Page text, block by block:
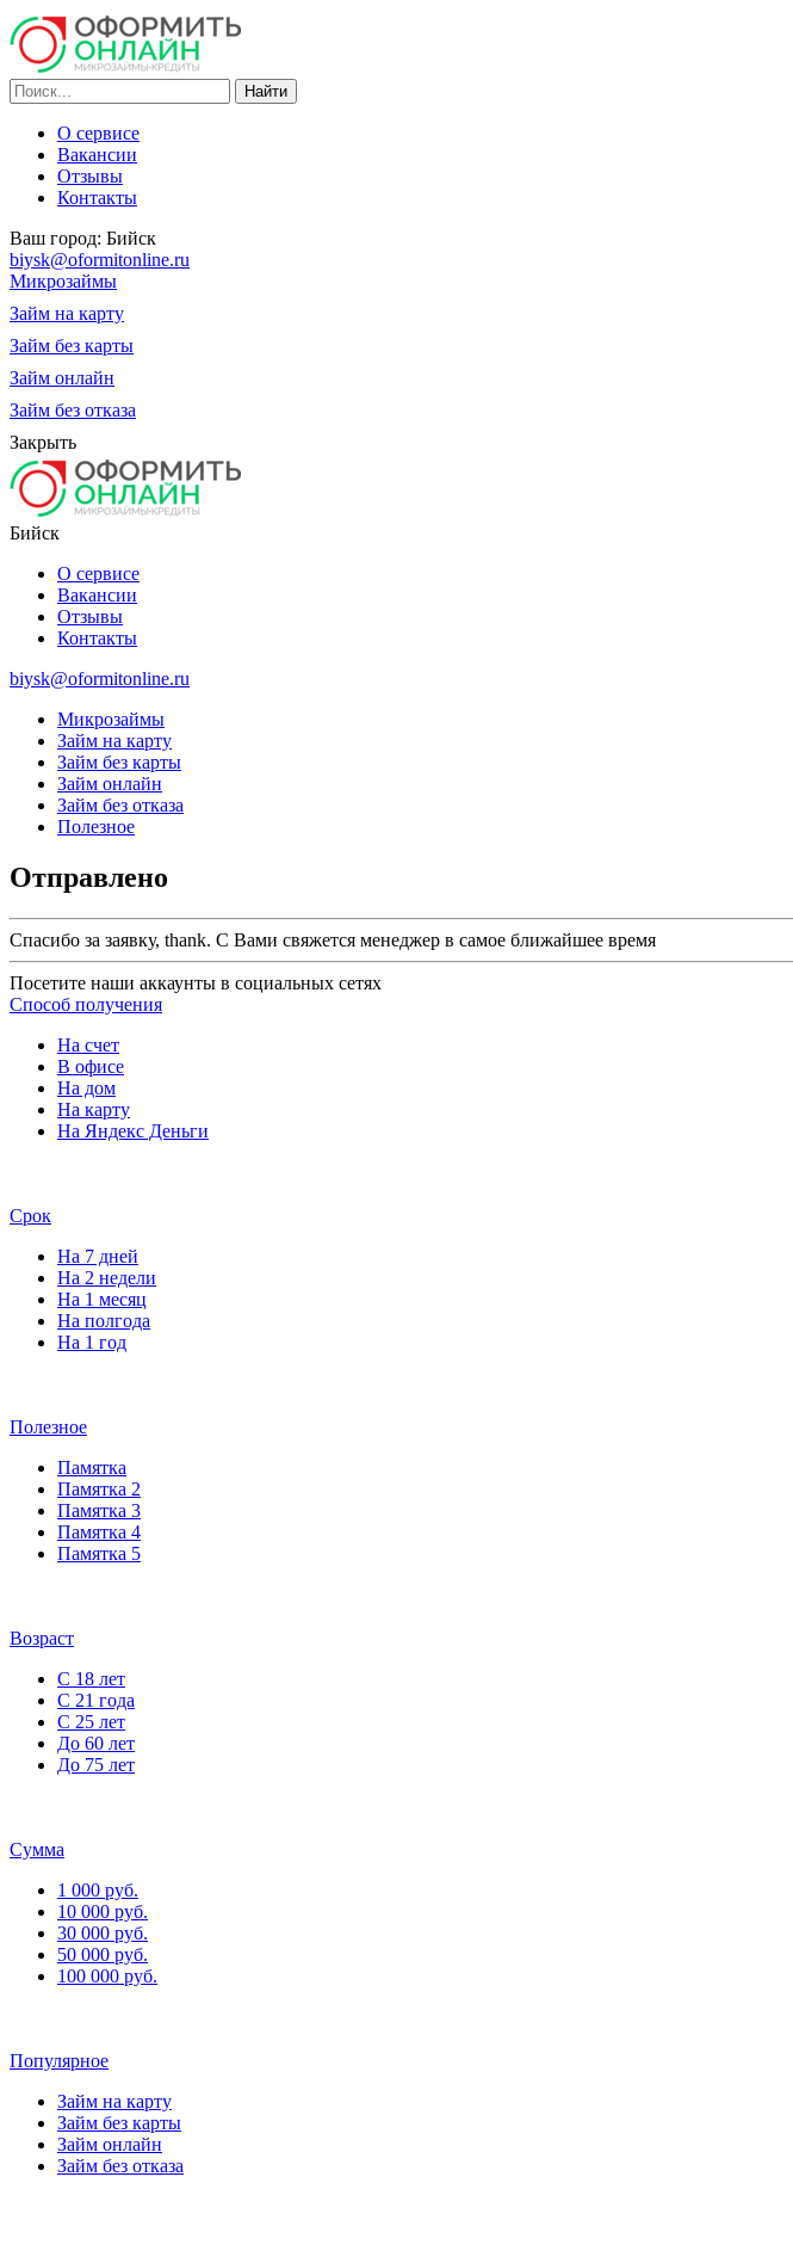
О сервисе
Вакансии
Отзывы
Контакты
Ваш город: Бийск
biysk@oformitonline.ru
Микрозаймы
Займ на карту
Займ без карты
Займ онлайн
Займ без отказа
Закрыть
Бийск
О сервисе
Вакансии
Отзывы
Контакты
biysk@oformitonline.ru
Микрозаймы
Займ на карту
Займ без карты
Займ онлайн
Займ без отказа
Полезное
Отправлено
Спасибо за заявку, thank. С Вами свяжется менеджер в самое ближайшее время
Посетите наши аккаунты в социальных сетях
Способ получения
На счет
В офисе
На дом
На карту
На Яндекс Деньги
Срок
На 7 дней
На 2 недели
На 1 месяц
На полгода
На 1 год
Полезное
Памятка
Памятка 2
Памятка 3
Памятка 4
Памятка 5
Возраст
С 18 лет
С 21 года
С 25 лет
До 60 лет
До 75 лет
Сумма
1 000 руб.
10 000 руб.
30 000 руб.
50 000 руб.
100 000 руб.
Популярное
Займ на карту
Займ без карты
Займ онлайн
Займ без отказа